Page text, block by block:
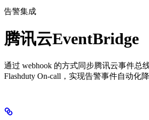
告警集成
腾讯云EventBridge
通过 webhook 的方式同步腾讯云事件总
Flashduty On-call，实现告警事件自动化